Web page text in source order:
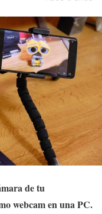
de tu
webcam en una PC.